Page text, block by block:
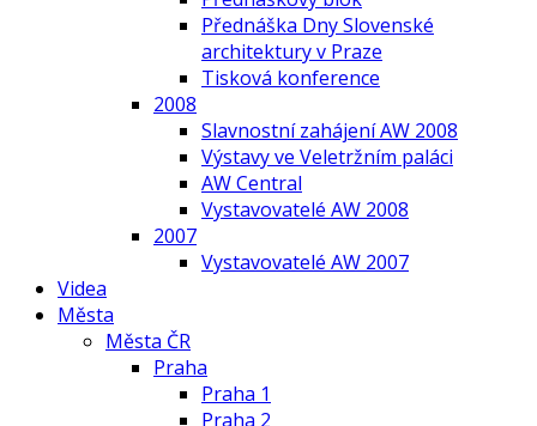
Přednáška Dny Slovenské
architektury v Praze
Tisková konference
2008
Slavnostní zahájení AW 2008
Výstavy ve Veletržním paláci
AW Central
Vystavovatelé AW 2008
2007
Vystavovatelé AW 2007
Videa
Města
Města ČR
Praha
Praha 1
Praha 2